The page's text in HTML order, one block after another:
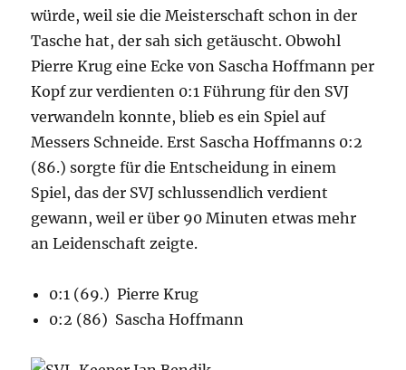
würde, weil sie die Meisterschaft schon in der
Tasche hat, der sah sich getäuscht. Obwohl
Pierre Krug eine Ecke von Sascha Hoffmann per
Kopf zur verdienten 0:1 Führung für den SVJ
verwandeln konnte, blieb es ein Spiel auf
Messers Schneide. Erst Sascha Hoffmanns 0:2
(86.) sorgte für die Entscheidung in einem
Spiel, das der SVJ schlussendlich verdient
gewann, weil er über 90 Minuten etwas mehr
an Leidenschaft zeigte.
0:1 (69.) Pierre Krug
0:2 (86) Sascha Hoffmann